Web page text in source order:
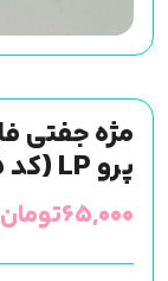
مژه جفتی
پرو LP (کد A05)
۶۵,۰۰۰تومان